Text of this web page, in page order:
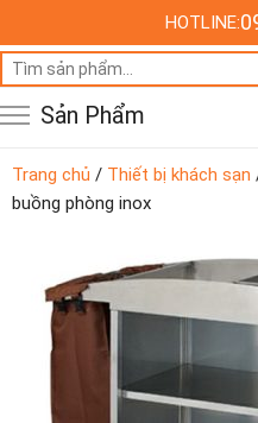
HOTLINE:
Sản Phẩm
Trang chủ / Thiết bị khách sạn
buồng phòng inox